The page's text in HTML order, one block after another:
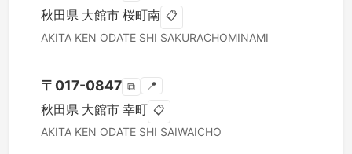
秋田県 大館市 桜町南 📋
AKITA KEN ODATE SHI SAKURACHOMINAMI
〒 017-0847 ⧉ 📍
秋田県 大館市 幸町 📋
AKITA KEN ODATE SHI SAIWAICHO